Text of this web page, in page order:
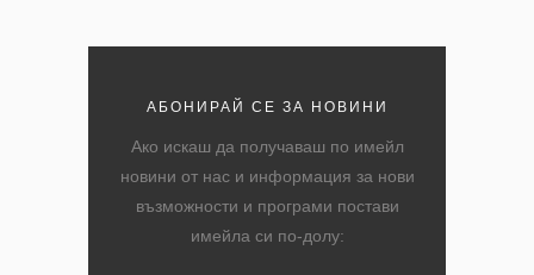
АБОНИРАЙ СЕ ЗА НОВИНИ
Ако искаш да получаваш по имейл
новини от нас и информация за нови
възможности и програми постави
имейла си по-долу: